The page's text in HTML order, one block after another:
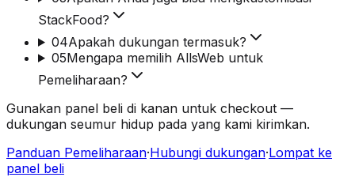
StackFood?
04Apakah dukungan termasuk?
05Mengapa memilih AllsWeb untuk
Pemeliharaan?
Gunakan panel beli di kanan untuk checkout —
dukungan seumur hidup pada yang kami kirimkan.
Panduan Pemeliharaan·Hubungi dukungan·Lompat ke
panel beli